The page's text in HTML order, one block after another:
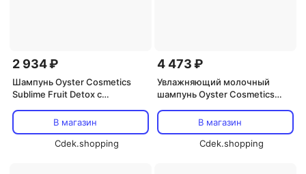
2 934 ₽
Шампунь Oyster Cosmetics
Sublime Fruit Detox с
Oyster Cosmetics
В магазин
Cdek.shopping
4 473 ₽
Увлажняющий молочный
шампунь Oyster Cosmetics
CosmeticsВ магазин
Cdek.shopping